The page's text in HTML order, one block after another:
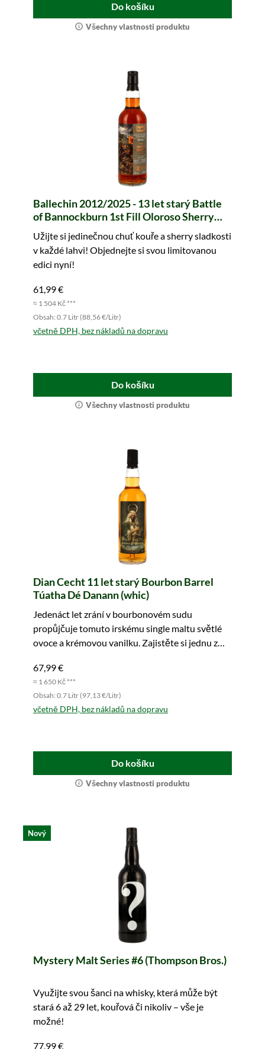
Do košíku
Všechny vlastnosti produktu
Ballechin 2012/2025 - 13 let starý Battle
of Bannockburn 1st Fill Oloroso Sherry
Butt #539 Legends of Scotland (whic)
Užijte si jedinečnou chuť kouře a sherry sladkosti
v každé lahvi! Objednejte si svou limitovanou
edici nyní!
61,99 €
≈ 1 504 Kč ***
Obsah: 0.7 Litr (88,56 €/Litr)
včetně DPH, bez nákladů na dopravu
Do košíku
Všechny vlastnosti produktu
Dian Cecht 11 let starý Bourbon Barrel
Túatha Dé Danann (whic)
Jedenáct let zrání v bourbonovém sudu
propůjčuje tomuto irskému single maltu světlé
ovoce a krémovou vanilku. Zajistěte si jednu z
67,99 €
≈ 1 650 Kč ***
Obsah: 0.7 Litr (97,13 €/Litr)
včetně DPH, bez nákladů na dopravu
Do košíku
Všechny vlastnosti produktu
Nový
Mystery Malt Series #6 (Thompson Bros.)
Využijte svou šanci na whisky, která může být
stará 6 až 29 let, kouřová či nikoliv – vše je
možné!
77,99 €